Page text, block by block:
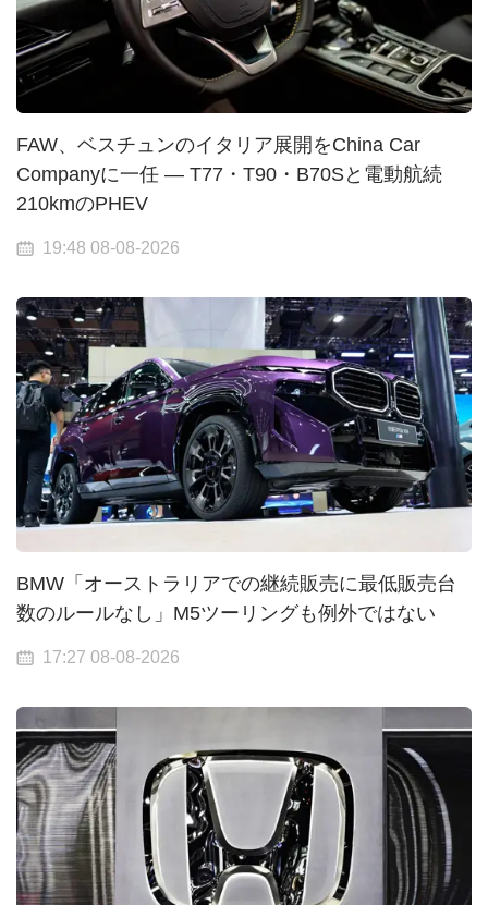
FAW、ベスチュンのイタリア展開をChina Car
Companyに一任 — T77・T90・B70Sと電動航続
210kmのPHEV
19:48 08-08-2026
BMW「オーストラリアでの継続販売に最低販売台
数のルールなし」M5ツーリングも例外ではない
17:27 08-08-2026